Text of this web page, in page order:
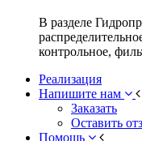
В разделе
контрольное,
Реализация
Напишите нам
Заказать
Оставить
Помощь